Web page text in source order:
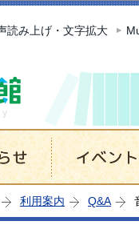
この
読み上げ・文字拡大
利用案内 Q&A